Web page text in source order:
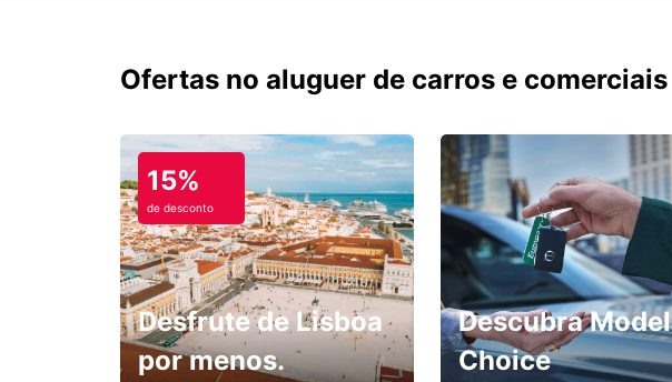
Ofertas no aluguer de carros e comerciais
15%
de desconto
Desfrute de Lisboa
por menos.
Descubra Model
Choice